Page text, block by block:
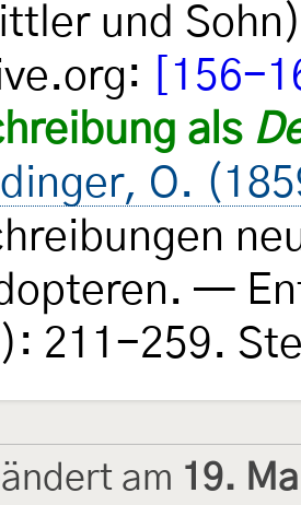
und
[156-
als
O.
—
211-259.
am 19.